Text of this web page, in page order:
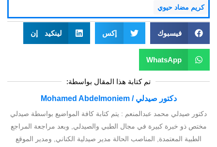
كريم مضاد حيوي
فيسبوك إكس لينكيد إن
WhatsApp
تم كتابة هذا المقال بواسطة:
دكتور صيدلي / Mohamed Abdelmoniem
دكتور صيدلي محمد عبدالمنعم : يتم كتابة كافة المواضيع بواسطة صيدلي
مختص ذو خبرة كبيرة في مجال الطبي والصيدلي, وبعد مراجعة المراجع
الطبية المعتمدة, المناصب الحالة مدير صيدلية الكناني, ومدير الموقع